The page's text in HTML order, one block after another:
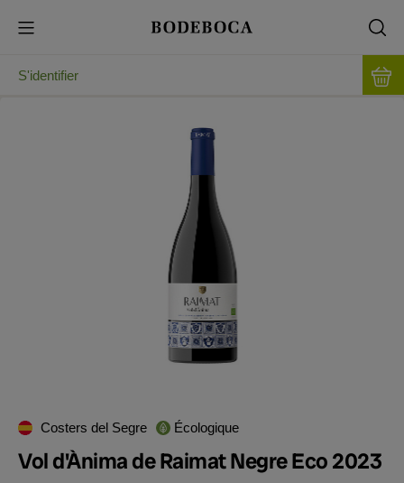
S'identifier
Costers del Segre Écologique
Vol d'Ànima de Raimat Negre Eco 2023